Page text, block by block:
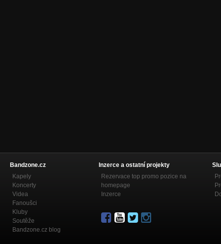
Bandzone.cz
Kapely
Koncerty
Videa
Fanoušci
Kluby
Soutěže
Bandzone.cz blog
Inzerce a ostatní projekty
Rezervace top promo pozice na
homepage
Inzerce